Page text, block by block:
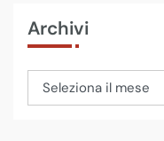
Archivi